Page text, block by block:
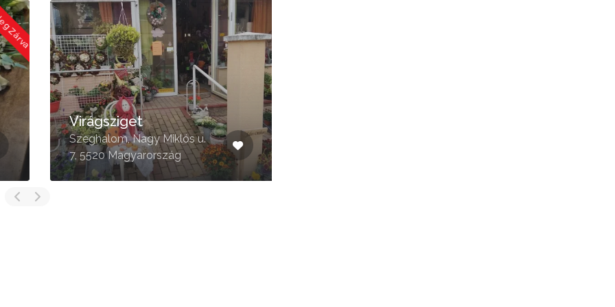
Virágsziget
Szeghalom, Nagy Miklós u.
7, 5520 Magyarország